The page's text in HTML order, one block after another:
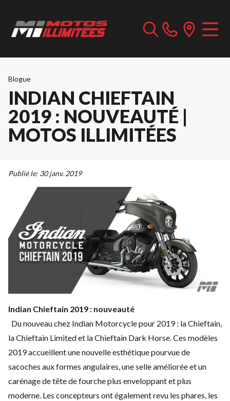
Blogue
INDIAN CHIEFTAIN
2019 : NOUVEAUTÉ |
MOTOS ILLIMITÉES
Publié le: 30 janv. 2019
Indian Chieftain 2019 : nouveauté
Du nouveau chez Indian Motorcycle pour 2019 : la Chieftain,
la Chieftain Limited et la Chieftain Dark Horse. Ces modèles
2019 accueillent une nouvelle esthétique pourvue de
sacoches aux formes angulaires, une selle améliorée et un
carénage de tête de fourche plus enveloppant et plus
moderne. Les concepteurs ont également revu les phares, les